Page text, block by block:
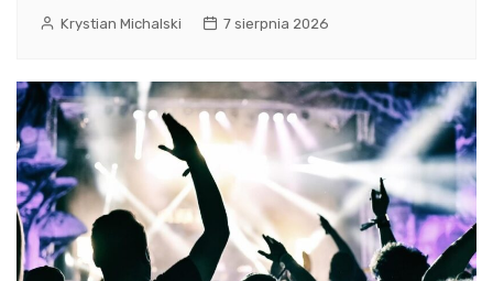
Krystian Michalski 7 sierpnia 2026